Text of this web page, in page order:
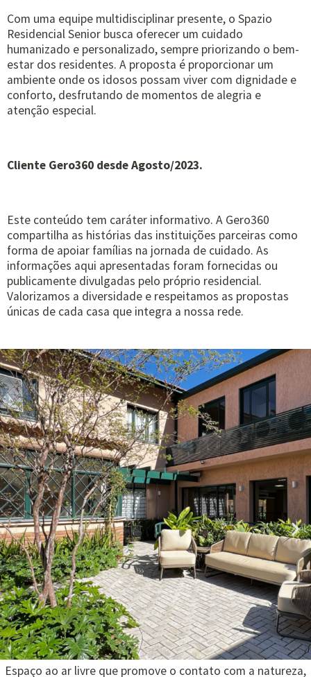
Com uma equipe multidisciplinar presente, o Spazio
Residencial Senior busca oferecer um cuidado
humanizado e personalizado, sempre priorizando o bem-
estar dos residentes. A proposta é proporcionar um
ambiente onde os idosos possam viver com dignidade e
conforto, desfrutando de momentos de alegria e
atenção especial.
Cliente Gero360 desde Agosto/2023.
Este conteúdo tem caráter informativo. A Gero360
compartilha as histórias das instituições parceiras como
forma de apoiar famílias na jornada de cuidado. As
informações aqui apresentadas foram fornecidas ou
publicamente divulgadas pelo próprio residencial.
Valorizamos a diversidade e respeitamos as propostas
únicas de cada casa que integra a nossa rede.
Espaço ao ar livre que promove o contato com a natureza,